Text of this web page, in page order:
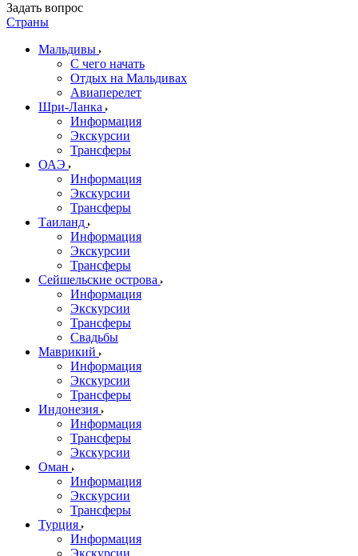
Задать вопрос
Страны
Мальдивы
С чего начать
Отдых на Мальдивах
Авиаперелет
Шри-Ланка
Информация
Экскурсии
Трансферы
ОАЭ
Информация
Экскурсии
Трансферы
Таиланд
Информация
Экскурсии
Трансферы
Сейшельские острова
Информация
Экскурсии
Трансферы
Свадьбы
Маврикий
Информация
Экскурсии
Трансферы
Индонезия
Информация
Трансферы
Экскурсии
Оман
Информация
Экскурсии
Трансферы
Турция
Информация
Экскурсии